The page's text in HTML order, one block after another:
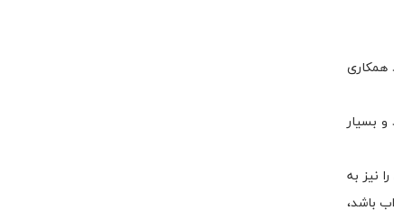
همکاری
و بسیار
نیز به
باشد،